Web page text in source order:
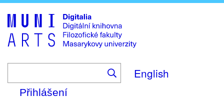
to
main
content
English
Přihlášení